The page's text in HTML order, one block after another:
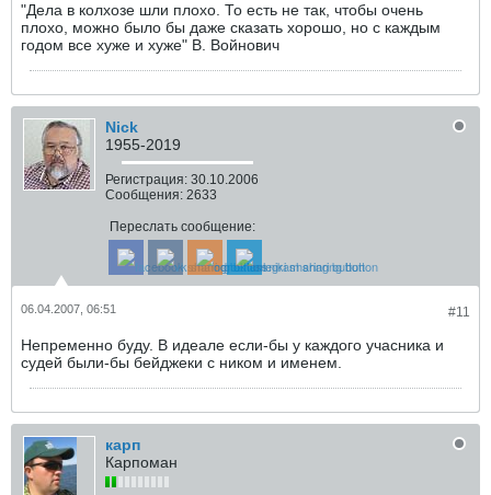
"Дела в колхозе шли плохо. То есть не так, чтобы очень
плохо, можно было бы даже сказать хорошо, но с каждым
годом все хуже и хуже" В. Войнович
Nick
1955-2019
Регистрация: 30.10.2006
Сообщения: 2633
Переслать сообщение:
#11
06.04.2007, 06:51
Непременно буду. В идеале если-бы у каждого учасника и
судей были-бы бейджеки с ником и именем.
карп
Карпоман